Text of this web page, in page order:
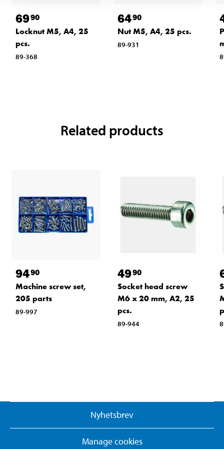
6990
Locknut M5, A4, 25
pcs.
89-368
6490
Nut M5, A4, 25 pcs.
89-931
Related products
9490
Machine screw set,
205 parts
89-997
4990
Socket head screw
M6 x 20 mm, A2, 25
pcs.
89-944
Nyhetsbrev
Manage cookies